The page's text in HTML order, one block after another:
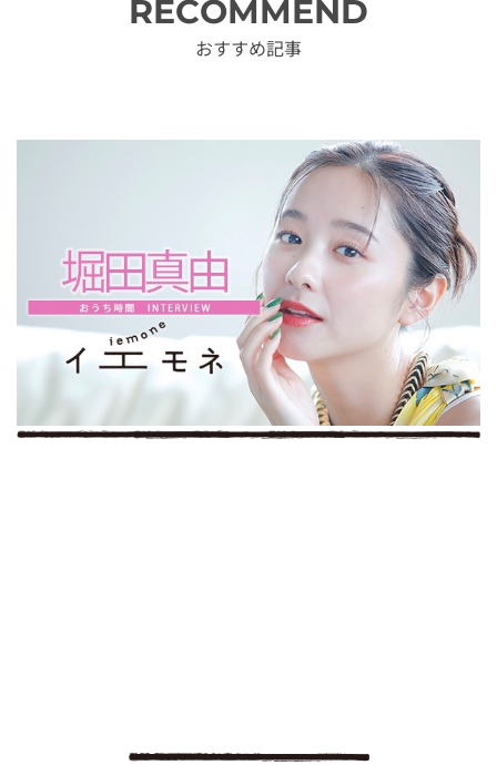
RECOMMEND
おすすめ記事